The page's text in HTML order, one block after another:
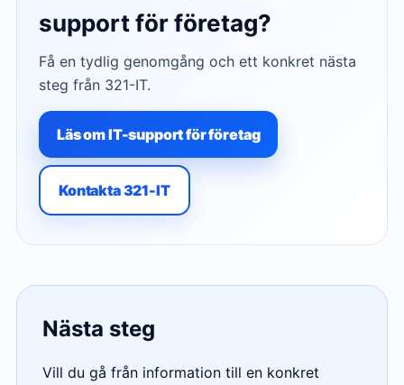
support för företag?
Få en tydlig genomgång och ett konkret nästa
steg från 321-IT.
Läs om IT-support för företag
Kontakta 321-IT
Nästa steg
Vill du gå från information till en konkret